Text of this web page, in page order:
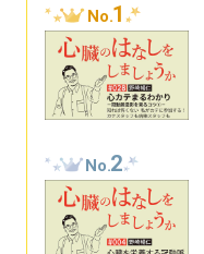
No.1
No.2